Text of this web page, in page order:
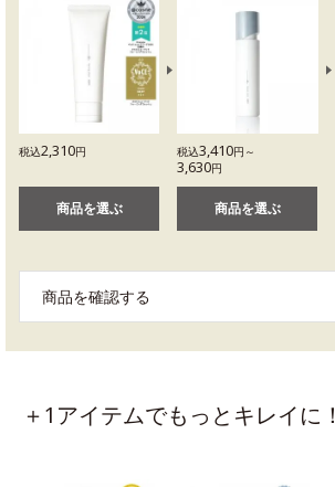
税込2,310円
商品を選ぶ
税込3,410円～
3,630円
商品を選ぶ
商品を確認する
＋1アイテムでもっとキレイに！